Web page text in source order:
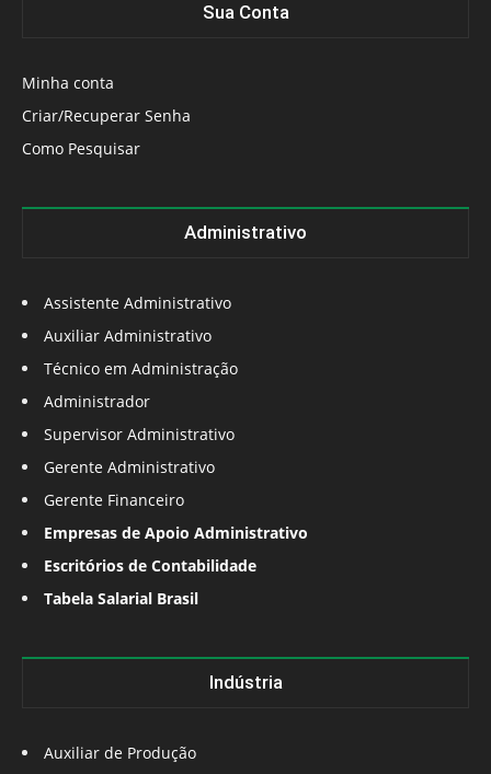
Sua Conta
Minha conta
Criar/Recuperar Senha
Como Pesquisar
Administrativo
Assistente Administrativo
Auxiliar Administrativo
Técnico em Administração
Administrador
Supervisor Administrativo
Gerente Administrativo
Gerente Financeiro
Empresas de Apoio Administrativo
Escritórios de Contabilidade
Tabela Salarial Brasil
Indústria
Auxiliar de Produção